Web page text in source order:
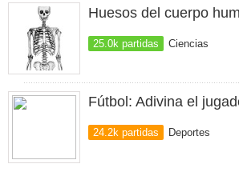
Huesos del cuerpo
25.0k partidas Ciencias
Fútbol: Adivina el
24.2k partidas Deportes